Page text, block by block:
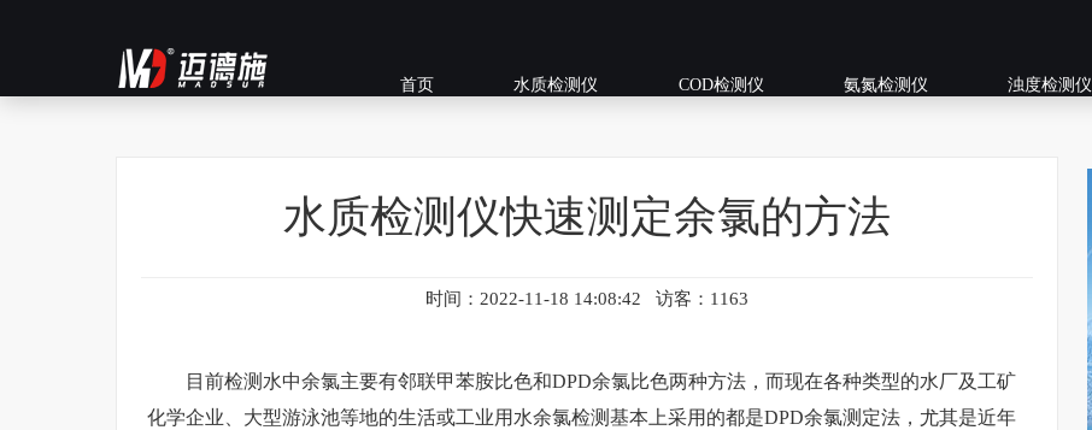
首页 水质检测仪 COD检测仪 氨氮检测仪 浊度检测仪
水质检测仪快速测定余氯的方法
时间：2022-11-18 14:08:42 访客：1163
目前检测水中余氯主要有邻联甲苯胺比色和DPD余氯比色两种方法，而现在各种类型的水厂及工矿
化学企业、大型游泳池等地的生活或工业用水余氯检测基本上采用的都是DPD余氯测定法，尤其是近年